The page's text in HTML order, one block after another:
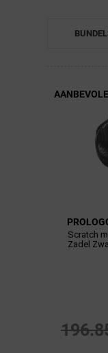
Scratch
Zadel